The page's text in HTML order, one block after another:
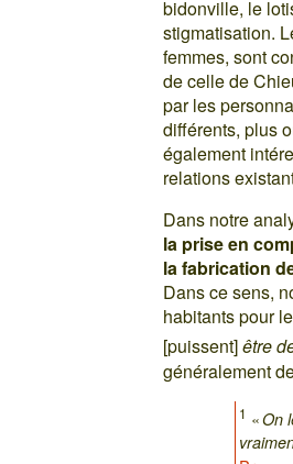
bidonville, le
stigmatisation.
femmes, sont
de celle de
par les
différents, plus
également
relations
Dans notre
la prise en
la fabrication
Dans ce sens,
habitants pour
[puissent]être
généralement
1 «On